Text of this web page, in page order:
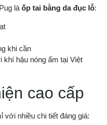
làốp tai bằng da đục lỗ:
khi cần
khí hậu nóng ẩm tại Việt
cao cấp
với nhiều chi tiết đáng giá: